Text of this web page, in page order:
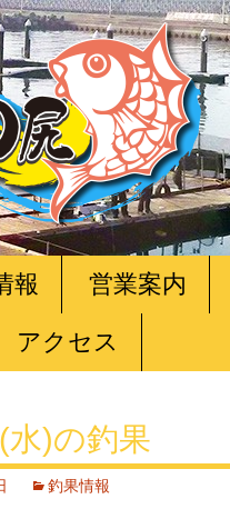
報 営業案内
アクセス
水)の釣果
釣果情報